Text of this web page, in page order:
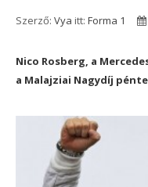
Szerző: Vya itt: Forma 1
Nico Rosberg, a
a Malajziai Nagydíj